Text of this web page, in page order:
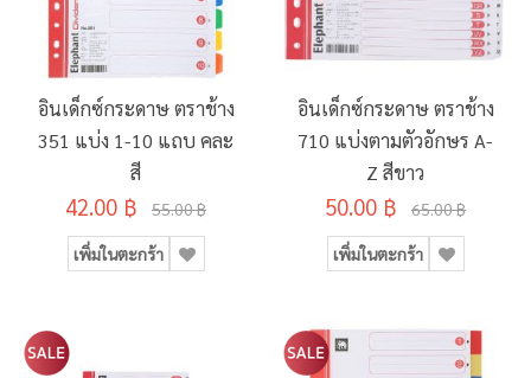
อินเด็กซ์กระดาษ ตราช้าง
351 แบ่ง 1-10 แถบ คละ
สี
42.00 ฿ 55.00 ฿
เพิ่มในตะกร้า
อินเด็กซ์กระดาษ ตราช้าง
710 แบ่งตามตัวอักษร A-
Z สีขาว
50.00 ฿ 65.00 ฿
เพิ่มในตะกร้า